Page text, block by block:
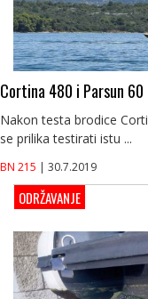
Cortina 480 i Parsun 60
Nakon testa brodice
se prilika testirati istu ...
BN 215 | 30.7.2019
ODRŽAVANJE